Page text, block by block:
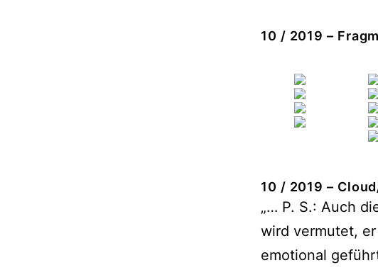
10 / 2019 –
10 / 2019 –
„… P. S.: Auch
wird vermutet,
emotional